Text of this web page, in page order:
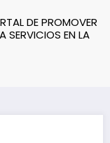
DE PROMOVER
SERVICIOS EN LA